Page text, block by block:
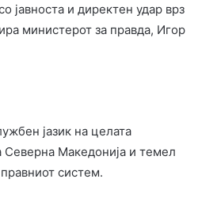
јавноста и директен удар врз
министерот за правда, Игор
јазик на целата
Северна Македонија и темел
систем.